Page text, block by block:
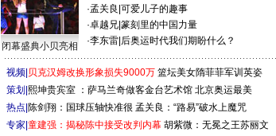
闭幕盛典小贝亮相
·孟关良 可爱儿子的趣事
·卓越兄 篆刻里的中国力量
·李东雷 后奥运时代我们期盼什么？
视频| 贝克汉姆改换形象损失9000万 篮坛美女隋菲菲军训英姿
策划| 熙坤贵宾室 ：萨马兰奇做客金台艺术馆 北京奥运最美
热点| 陈剑翔：国球压轴快准很 孟关良：“路易”破水上魔咒
专家| 童建强：揭秘陈中接受改判内幕 胡紫微：无冕之王苏丽文